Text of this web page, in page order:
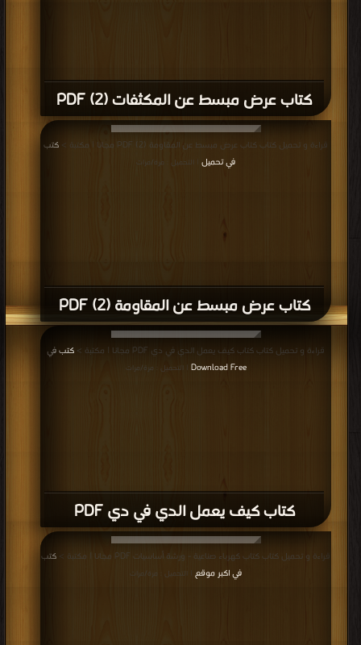
كتاب عرض مبسط عن المكثفات (2) PDF
كتاب عرض مبسط عن المقاومة (2) PDF
قراءة و تحميل كتاب كتاب عرض مبسط عن المقاومة (2) PDF مجانا | مكتبة >
كتب
في تحميل
| التحميل : مرة/مرات
كتاب كيف يعمل الدي في دي PDF
قراءة و تحميل كتاب كتاب كيف يعمل الدي في دي PDF مجانا | مكتبة >
كتب في
Download Free | التحميل : مرة/مرات
قراءة و تحميل كتاب كتاب كهرباء صناعية - ورشة أساسيات PDF مجانا | مكتبة >
كتب
في اكبر موقع
| التحميل : مرة/مرات